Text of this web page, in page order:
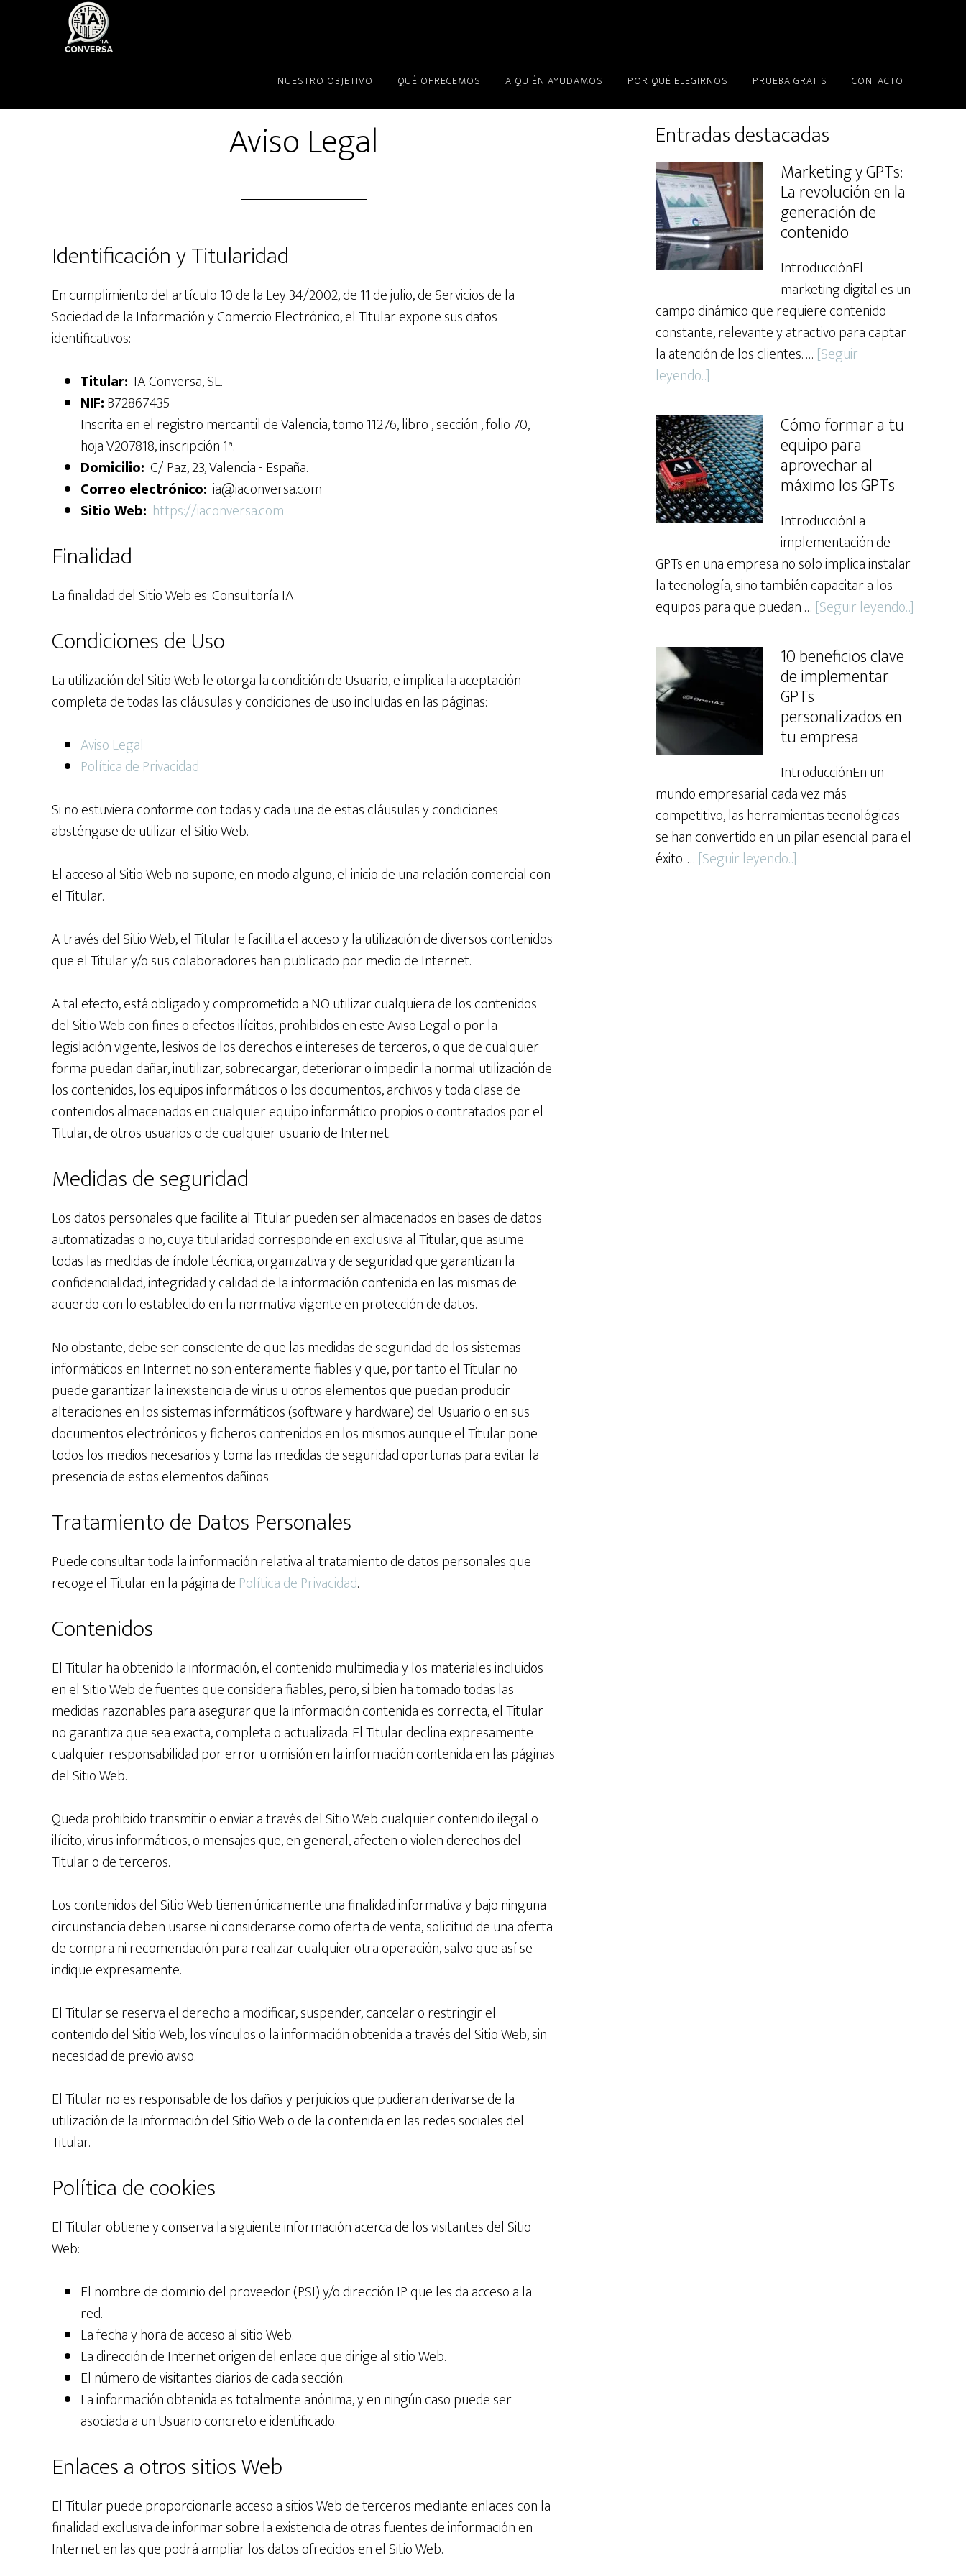
NUESTRO OBJETIVO QUÉ OFRECEMOS A QUIÉN AYUDAMOS POR QUÉ ELEGIRNOS PRUEBA GRATIS CONTACTO
Aviso Legal
Identificación y Titularidad
En cumplimiento del artículo 10 de la Ley 34/2002, de 11 de julio, de Servicios de la
Sociedad de la Información y Comercio Electrónico, el Titular expone sus datos
identificativos:
Titular: IA Conversa, SL.
NIF:B72867435
Inscrita en el registro mercantil de Valencia, tomo 11276, libro , sección , folio 70,
hoja V207818, inscripción 1ª.
Domicilio: C/ Paz, 23, Valencia - España.
Correo electrónico: ia@iaconversa.com
Sitio Web: https://iaconversa.com
Finalidad
La finalidad del Sitio Web es: Consultoría IA.
Condiciones de Uso
La utilización del Sitio Web le otorga la condición de Usuario, e implica la aceptación
completa de todas las cláusulas y condiciones de uso incluidas en las páginas:
Aviso Legal
Política de Privacidad
Si no estuviera conforme con todas y cada una de estas cláusulas y condiciones
absténgase de utilizar el Sitio Web.
El acceso al Sitio Web no supone, en modo alguno, el inicio de una relación comercial con
el Titular.
A través del Sitio Web, el Titular le facilita el acceso y la utilización de diversos contenidos
que el Titular y/o sus colaboradores han publicado por medio de Internet.
A tal efecto, está obligado y comprometido a NO utilizar cualquiera de los contenidos
del Sitio Web con fines o efectos ilícitos, prohibidos en este Aviso Legal o por la
legislación vigente, lesivos de los derechos e intereses de terceros, o que de cualquier
forma puedan dañar, inutilizar, sobrecargar, deteriorar o impedir la normal utilización de
los contenidos, los equipos informáticos o los documentos, archivos y toda clase de
contenidos almacenados en cualquier equipo informático propios o contratados por el
Titular, de otros usuarios o de cualquier usuario de Internet.
Medidas de seguridad
Los datos personales que facilite al Titular pueden ser almacenados en bases de datos
automatizadas o no, cuya titularidad corresponde en exclusiva al Titular, que asume
todas las medidas de índole técnica, organizativa y de seguridad que garantizan la
confidencialidad, integridad y calidad de la información contenida en las mismas de
acuerdo con lo establecido en la normativa vigente en protección de datos.
No obstante, debe ser consciente de que las medidas de seguridad de los sistemas
informáticos en Internet no son enteramente fiables y que, por tanto el Titular no
puede garantizar la inexistencia de virus u otros elementos que puedan producir
alteraciones en los sistemas informáticos (software y hardware) del Usuario o en sus
documentos electrónicos y ficheros contenidos en los mismos aunque el Titular pone
todos los medios necesarios y toma las medidas de seguridad oportunas para evitar la
presencia de estos elementos dañinos.
Tratamiento de Datos Personales
Puede consultar toda la información relativa al tratamiento de datos personales que
recoge el Titular en la página de Política de Privacidad.
Contenidos
El Titular ha obtenido la información, el contenido multimedia y los materiales incluidos
en el Sitio Web de fuentes que considera fiables, pero, si bien ha tomado todas las
medidas razonables para asegurar que la información contenida es correcta, el Titular
no garantiza que sea exacta, completa o actualizada. El Titular declina expresamente
cualquier responsabilidad por error u omisión en la información contenida en las páginas
del Sitio Web.
Queda prohibido transmitir o enviar a través del Sitio Web cualquier contenido ilegal o
ilícito, virus informáticos, o mensajes que, en general, afecten o violen derechos del
Titular o de terceros.
Los contenidos del Sitio Web tienen únicamente una finalidad informativa y bajo ninguna
circunstancia deben usarse ni considerarse como oferta de venta, solicitud de una oferta
de compra ni recomendación para realizar cualquier otra operación, salvo que así se
indique expresamente.
El Titular se reserva el derecho a modificar, suspender, cancelar o restringir el
contenido del Sitio Web, los vínculos o la información obtenida a través del Sitio Web, sin
necesidad de previo aviso.
El Titular no es responsable de los daños y perjuicios que pudieran derivarse de la
utilización de la información del Sitio Web o de la contenida en las redes sociales del
Titular.
Política de cookies
El Titular obtiene y conserva la siguiente información acerca de los visitantes del Sitio
Web:
El nombre de dominio del proveedor (PSI) y/o dirección IP que les da acceso a la
red.
La fecha y hora de acceso al sitio Web.
La dirección de Internet origen del enlace que dirige al sitio Web.
El número de visitantes diarios de cada sección.
La información obtenida es totalmente anónima, y en ningún caso puede ser
asociada a un Usuario concreto e identificado.
Enlaces a otros sitios Web
El Titular puede proporcionarle acceso a sitios Web de terceros mediante enlaces con la
finalidad exclusiva de informar sobre la existencia de otras fuentes de información en
Internet en las que podrá ampliar los datos ofrecidos en el Sitio Web.
Primary
Sidebar
Entradas destacadas
Marketing y GPTs:
La revolución en la
generación de
contenido
IntroducciónEl
marketing digital es un
campo dinámico que requiere contenido
constante, relevante y atractivo para captar
la atención de los clientes. … [Seguir
leyendo...]
y
GPTs:
La
revolución
en
la
de
contenido
Cómo formar a tu
equipo para
aprovechar al
máximo los GPTs
IntroducciónLa
implementación de
GPTs en una empresa no solo implica instalar
la tecnología, sino también capacitar a los
equipos para que puedan … [Seguir leyendo...]
10 beneficios clave
de implementar
GPTs
personalizados en
tu empresa
IntroducciónEn un
mundo empresarial cada vez más
competitivo, las herramientas tecnológicas
se han convertido en un pilar esencial para el
éxito. … [Seguir leyendo...]